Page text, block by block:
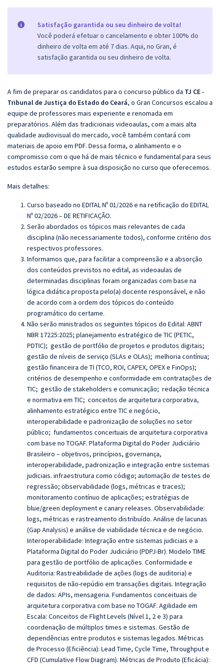
Satisfação garantida ou seu dinheiro de volta!
Você poderá efetuar o cancelamento e obter 100% do
dinheiro de volta em até 7 dias. Aqui, no Gran, é
satisfação garantida ou seu dinheiro de volta.
A fim de preparar os candidatos para o concurso público da TJ CE -
Tribunal de Justiça do Estado do Ceará, o Gran Concursos escalou a
equipe de professores mais experiente e renomada em
preparatórios. Além das tradicionais videoaulas, com a mais alta
qualidade audiovisual do mercado, você também contará com
materiais de apoio em PDF. Dessa forma, o alinhamento e o
compromisso com o que há de mais técnico e fundamental para seus
estudos estarão sempre à sua disposição no curso que oferecemos.
Mais detalhes:
Curso baseado no EDITAL Nº 01/2026 e na retificação do EDITAL
Nº 02/2026 – DE RETIFICAÇÃO.
Serão abordados os tópicos mais relevantes de cada
disciplina (não necessariamente todos), conforme critério dos
respectivos professores.
Informamos que, para facilitar a compreensão e a absorção
dos conteúdos previstos no edital, as videoaulas de
determinadas disciplinas foram organizadas com base na
lógica didática proposta pelo(a) docente responsável, e não
de acordo com a ordem dos tópicos do conteúdo
programático do certame.
Não serão ministrados os seguintes tópicos do Edital: ABNT
NBR 17225:2025; planejamento estratégico de TIC (PETIC,
PDTIC); gestão de portfólio de projetos e produtos digitais;
gestão de níveis de serviço (SLAs e OLAs); melhoria contínua;
gestão financeira de TI (TCO, ROI, CAPEX, OPEX e FinOps);
critérios de desempenho e conformidade em contratações de
TIC; gestão de stakeholders e comunicação; redação técnica
e normativa em TIC; conceitos de arquitetura corporativa,
alinhamento estratégico entre TIC e negócio,
interoperabilidade e padronização de soluções no setor
público; fundamentos conceituais de arquitetura corporativa
com base no TOGAF. Plataforma Digital do Poder Judiciário
Brasileiro – objetivos, princípios, governança,
interoperabilidade, padronização e integração entre sistemas
judiciais. infraestrutura como código; automação de testes de
regressão; observabilidade (logs, métricas e traces);
monitoramento contínuo de aplicações; estratégias de
blue/green deployment e canary releases. Observabilidade:
logs, métricas e rastreamento distribuído. Análise de lacunas
(Gap Analysis) e análise de viabilidade técnica e de negócio.
Interoperabilidade: Integração entre sistemas judiciais e a
Plataforma Digital do Poder Judiciário (PDPJ-Br). Modelo TIME
para gestão de portfólio de aplicações. Conformidade e
Auditoria: Rastreabilidade de ações (logs de auditoria) e
requisitos de não-repúdio em transações digitais. Integração
de dados: APIs, mensageria. Fundamentos conceituais de
arquitetura corporativa com base no TOGAF. Agilidade em
Escala: Conceitos de Flight Levels (Nível 1, 2 e 3) para
coordenação de múltiplos times e sistemas. Gestão de
dependências entre produtos e sistemas legados. Métricas
de Processo (Eficiência): Lead Time, Cycle Time, Throughput e
CFD (Cumulative Flow Diagram). Métricas de Produto (Eficácia):